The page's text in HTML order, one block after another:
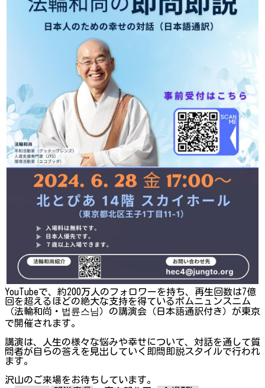
YouTubeで、約200万人のフォロワーを持ち、再生回数は7億
回を超えるほどの絶大な支持を得ているポムニュンスニム
（法輪和尚・법륜스님）の講演会（日本語通訳付き）が東京
で開催されます。
講演は、人生の様々な悩みや幸せについて、対話を通して質
問者が自らの答えを見出していく即問即説スタイルで行われ
ます。
沢山のご来場をお待ちしています。